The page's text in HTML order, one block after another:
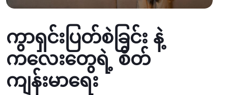
ကွာရှင်းပြတ်စဲခြင်း နဲ့
ကလေးတွေရဲ့ စိတ်
ကျန်းမာရေး